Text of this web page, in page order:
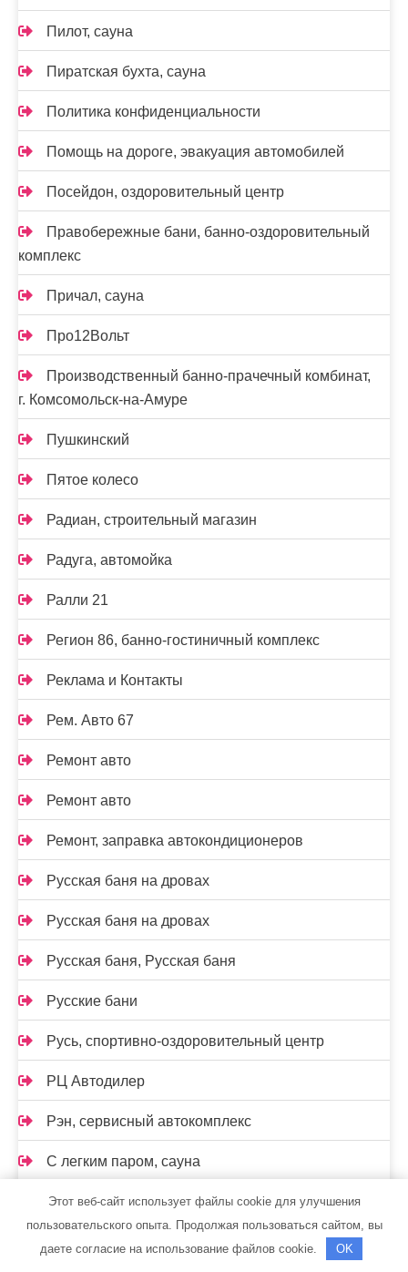
Пилот, сауна
Пиратская бухта, сауна
Политика конфиденциальности
Помощь на дороге, эвакуация автомобилей
Посейдон, оздоровительный центр
Правобережные бани, банно-оздоровительный
комплекс
Причал, сауна
Про12Вольт
Производственный банно-прачечный комбинат,
г. Комсомольск-на-Амуре
Пушкинский
Пятое колесо
Радиан, строительный магазин
Радуга, автомойка
Ралли 21
Регион 86, банно-гостиничный комплекс
Реклама и Контакты
Рем. Авто 67
Ремонт авто
Ремонт авто
Ремонт, заправка автокондиционеров
Русская баня на дровах
Русская баня на дровах
Русская баня, Русская баня
Русские бани
Русь, спортивно-оздоровительный центр
РЦ Автодилер
Рэн, сервисный автокомплекс
С легким паром, сауна
Самарская стекольная компания
Этот веб-сайт использует файлы cookie для улучшения
пользовательского опыта. Продолжая пользоваться сайтом, вы
даете согласие на использование файлов cookie.
OK